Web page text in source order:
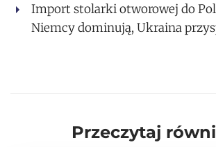
Import stolarki otworowej do
Niemcy dominują, Ukraina
Przeczytaj